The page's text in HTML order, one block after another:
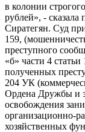
в колонии
рублей», - сказала
Сиратегян. Суд
159,
преступного
«б» части 4
полученных
204 УК
Ордена Дружбы и
освобождения
организационно-
хозяйственных